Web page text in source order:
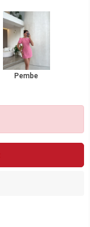
Pembe